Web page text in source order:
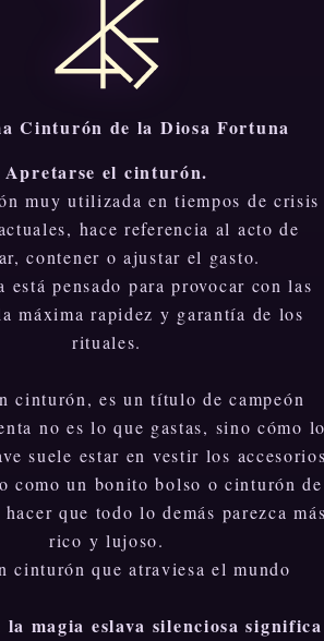
Cinturón de la Diosa Fortuna
Apretarse el cinturón.
muy utilizada en tiempos de crisis
hace referencia al acto de
contener o ajustar el gasto.
está pensado para provocar con las
máxima rapidez y garantía de los
rituales.
cinturón, es un título de campeón
no es lo que gastas, sino cómo
suele estar en vestir los
como un bonito bolso o cinturón de
que todo lo demás parezca
rico y lujoso.
cinturón que atraviesa el mundo
magia eslava silenciosa significa